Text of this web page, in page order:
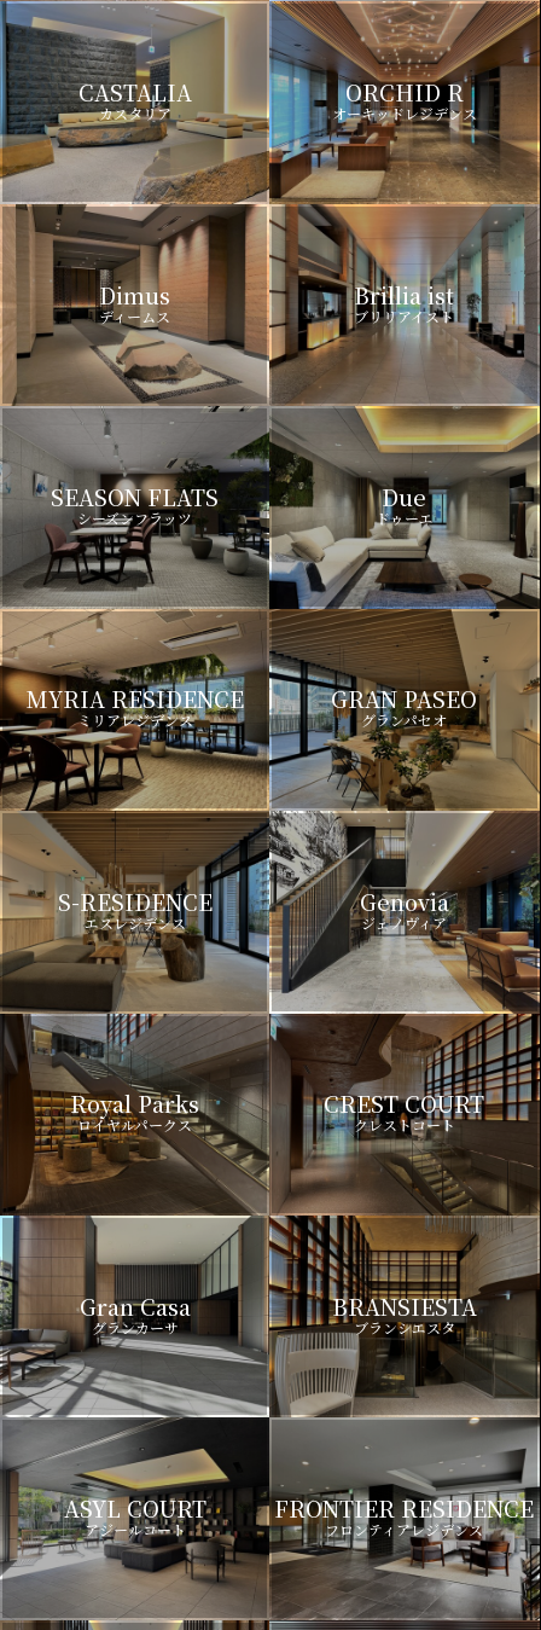
CASTALIA
カスタリア
ORCHID R
オーキッドレジデンス
Dimus
ディームス
Brillia ist
ブリリアイスト
SEASON FLATS
シーズンフラッツ
Due
ドゥーエ
MYRIA RESIDENCE
ミリアレジデンス
GRAN PASEO
グランパセオ
S-RESIDENCE
エスレジデンス
Genovia
ジェノヴィア
Royal Parks
ロイヤルパークス
CREST COURT
クレストコート
Gran Casa
グランカーサ
BRANSIESTA
ブランシエスタ
ASYL COURT
アジールコート
FRONTIER RESIDENCE
フロンティアレジデンス